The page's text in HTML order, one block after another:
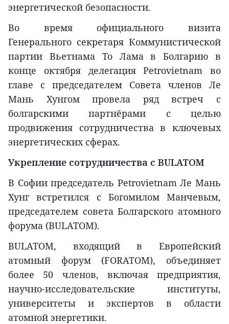
энергетической безопасности.
Во время официального визита
Генерального секретаря Коммунистической
партии Вьетнама То Лама в Болгарию в
конце октября делегация Petrovietnam во
главе с председателем Совета членов Ле
Мань Хунгом провела ряд встреч с
болгарскими партнёрами с целью
продвижения сотрудничества в ключевых
энергетических сферах.
Укрепление сотрудничества с BULATOM
В Софии председатель Petrovietnam Ле Мань
Хунг встретился с Богомилом Манчевым,
председателем совета Болгарского атомного
форума (BULATOM).
BULATOM, входящий в Европейский
атомный форум (FORATOM), объединяет
более 50 членов, включая предприятия,
научно-исследовательские институты,
университеты и экспертов в области
атомной энергетики.